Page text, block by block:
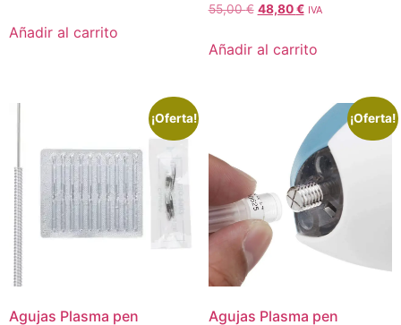
Añadir al carrito
55,00€ 48,80€ IVA
Añadir al carrito
¡Oferta!
Agujas Plasma pen
¡Oferta!
Agujas Plasma pen